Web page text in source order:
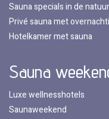
Sauna specials in de natuur
Privé sauna met
Hotelkamer met sauna
Sauna
Luxe wellnesshotels
Saunaweekend